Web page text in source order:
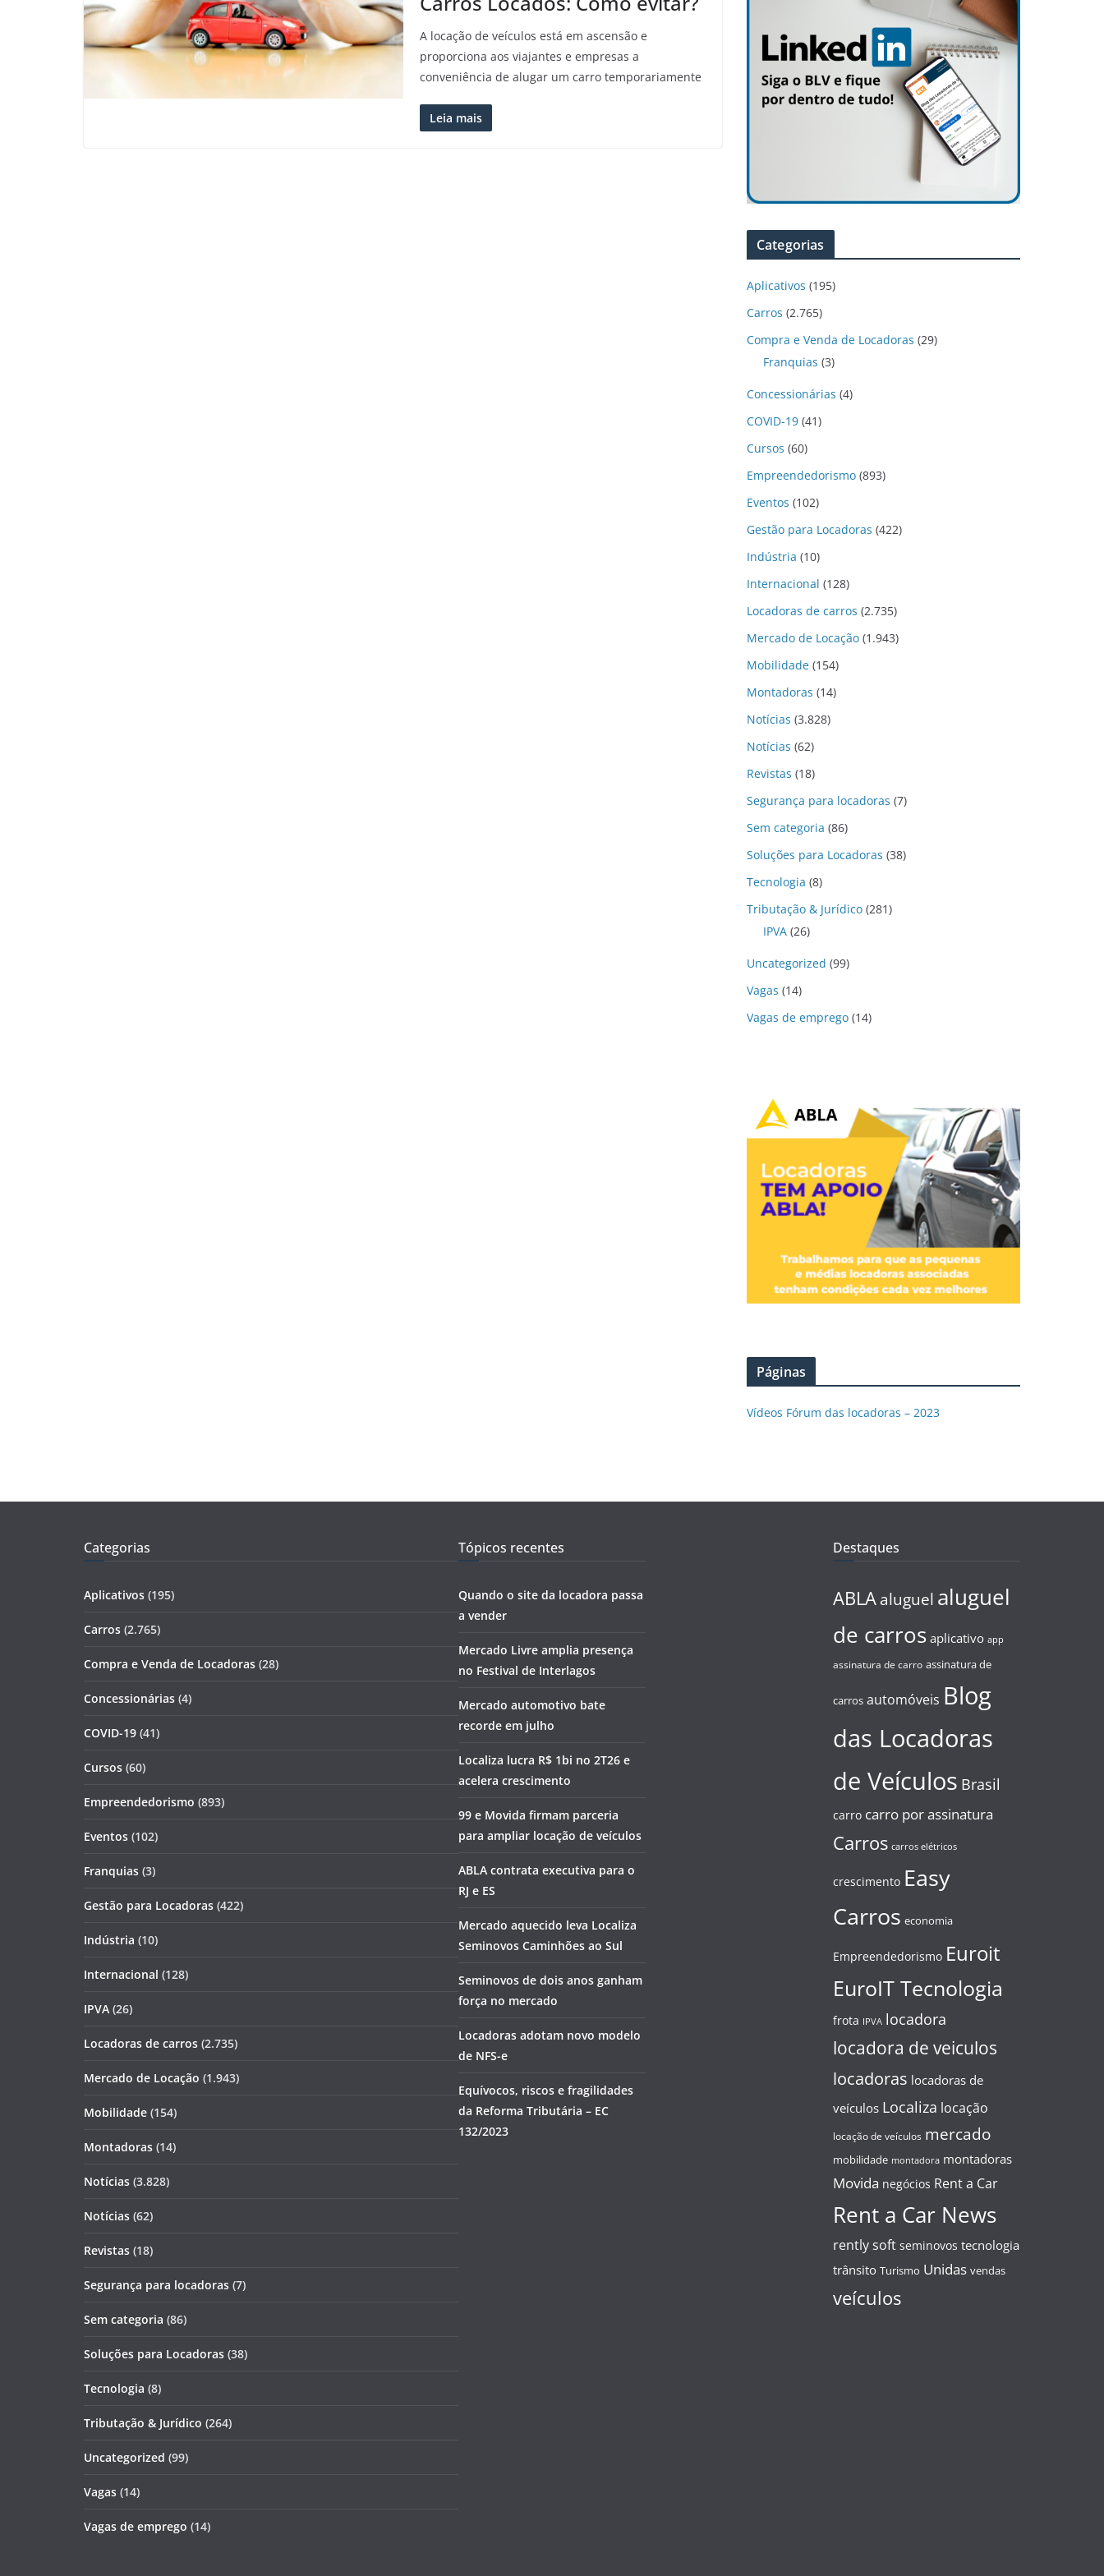
A locação de veículos está em ascensão e
proporciona aos viajantes e empresas a
conveniência de alugar um carro temporariamente
Leia mais
Categorias
Aplicativos (195)
Carros (2.765)
Compra e Venda de Locadoras (29)
Franquias (3)
Concessionárias (4)
COVID-19 (41)
Cursos (60)
Empreendedorismo (893)
Eventos (102)
Gestão para Locadoras (422)
Indústria (10)
Internacional (128)
Locadoras de carros (2.735)
Mercado de Locação (1.943)
Mobilidade (154)
Montadoras (14)
Notícias (3.828)
Notícias (62)
Revistas (18)
Segurança para locadoras (7)
Sem categoria (86)
Soluções para Locadoras (38)
Tecnologia (8)
Tributação & Jurídico (281)
IPVA (26)
Uncategorized (99)
Vagas (14)
Vagas de emprego (14)
Páginas
Vídeos Fórum das locadoras – 2023
Categorias
Aplicativos (195)
Carros (2.765)
Compra e Venda de Locadoras (28)
Concessionárias (4)
COVID-19 (41)
Cursos (60)
Empreendedorismo (893)
Eventos (102)
Franquias (3)
Gestão para Locadoras (422)
Indústria (10)
Internacional (128)
IPVA (26)
Locadoras de carros (2.735)
Mercado de Locação (1.943)
Mobilidade (154)
Montadoras (14)
Notícias (3.828)
Notícias (62)
Revistas (18)
Segurança para locadoras (7)
Sem categoria (86)
Soluções para Locadoras (38)
Tecnologia (8)
Tributação & Jurídico (264)
Uncategorized (99)
Vagas (14)
Vagas de emprego (14)
Tópicos recentes
Quando o site da locadora passa
a vender
Mercado Livre amplia presença
no Festival de Interlagos
Mercado automotivo bate
recorde em julho
Localiza lucra R$ 1bi no 2T26 e
acelera crescimento
99 e Movida firmam parceria
para ampliar locação de veículos
ABLA contrata executiva para o
RJ e ES
Mercado aquecido leva Localiza
Seminovos Caminhões ao Sul
Seminovos de dois anos ganham
força no mercado
Locadoras adotam novo modelo
de NFS-e
Equívocos, riscos e fragilidades
da Reforma Tributária – EC
132/2023
Destaques
ABLA aluguel aluguel
de carros aplicativo app
assinatura de carro assinatura de
carros automóveis Blog
das Locadoras
de Veículos Brasil
carro carro por assinatura
Carros carros elétricos
crescimento Easy
Carros economia
Empreendedorismo Euroit
EuroIT Tecnologia
frota IPVA locadora
locadora de veiculos
locadoras locadoras de
veículos Localiza locação
locação de veículos mercado
mobilidade montadora montadoras
Movida negócios Rent a Car
Rent a Car News
rently soft seminovos tecnologia
trânsito Turismo Unidas vendas
veículos